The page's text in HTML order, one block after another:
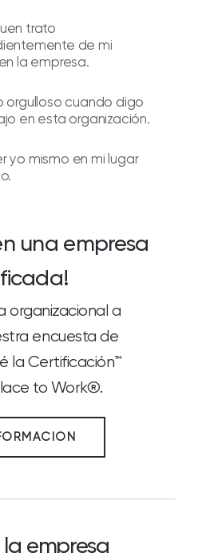
trato
de mi
la empresa.
orgulloso cuando digo
en esta organización.
yo mismo en mi lugar
una empresa
organizacional a
encuesta de
la Certificación™
to Work®.
empresa